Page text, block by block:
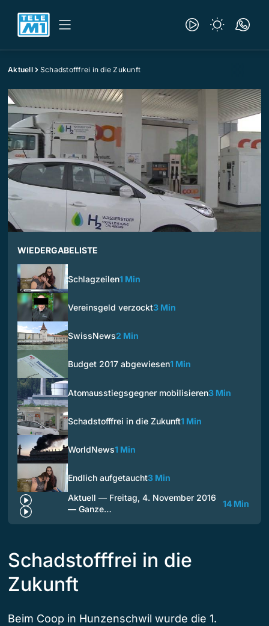
Aktuell Schadstofffrei in die Zukunft
WIEDERGABELISTE
Schlagzeilen1 Min
Vereinsgeld verzockt3 Min
SwissNews2 Min
Budget 2017 abgewiesen1 Min
Atomausstiegsgegner mobilisieren3 Min
Schadstofffrei in die Zukunft1 Min
WorldNews1 Min
Endlich aufgetaucht3 Min
Aktuell — Freitag, 4. November 2016
— Ganze…
14 Min
Schadstofffrei in die
Zukunft
Beim Coop in Hunzenschwil wurde die 1.